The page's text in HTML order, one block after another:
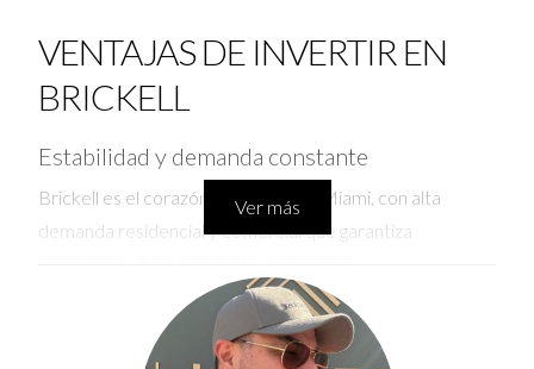
VENTAJAS DE INVERTIR EN
BRICKELL
Estabilidad y demanda constante
Brickell es el corazón financiero de Miami, con alta
demanda residencial y comercial que garantiza
Infraestructura y servicios premium
Ofrece acceso a servicios de calidad, transporte
Ver más